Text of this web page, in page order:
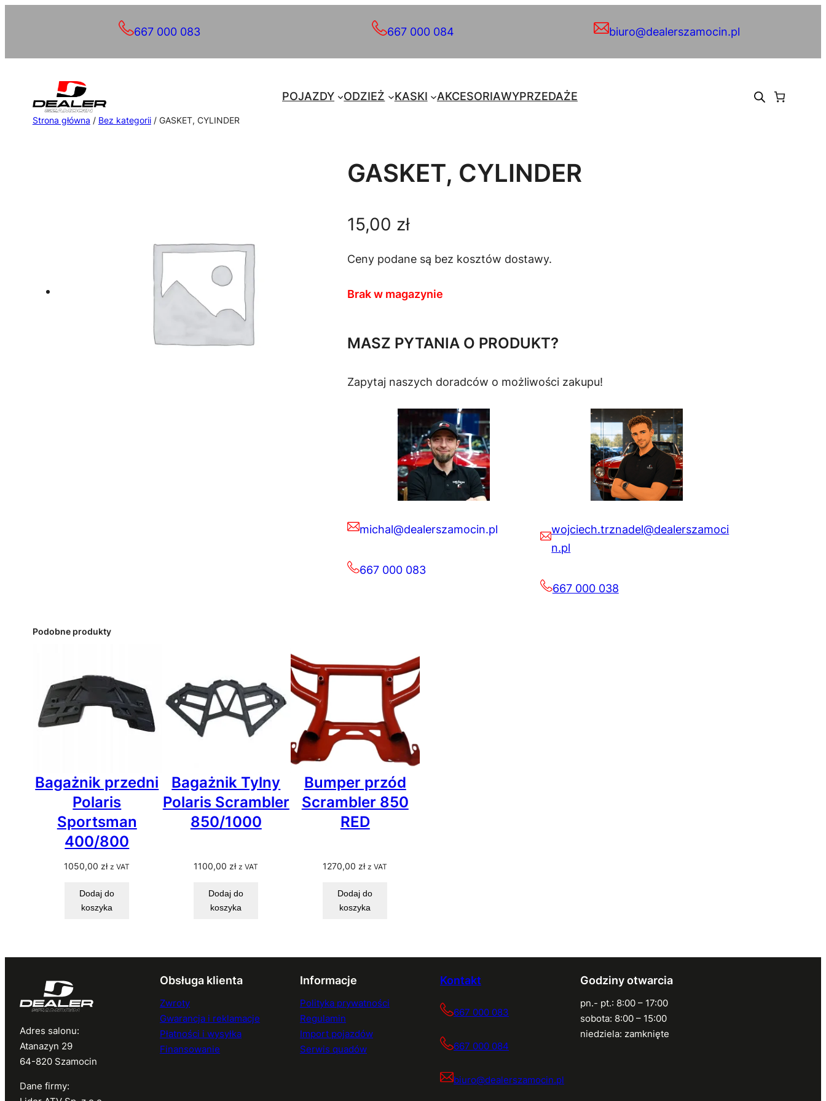
667 000 083 667 000 084 biuro@dealerszamocin.pl
POJAZDY ODZIEŻ KASKI AKCESORIAWYPRZEDAŻE
Strona główna / Bez kategorii/ GASKET, CYLINDER
GASKET, CYLINDER
15,00 zł
Ceny podane są bez kosztów dostawy.
Brak w magazynie
MASZ PYTANIA O PRODUKT?
Zapytaj naszych doradców o możliwości zakupu!
michal@dealerszamocin.pl
667 000 083
wojciech.trznadel@dealerszamoci
n.pl
667 000 038
Podobne produkty
Bagażnik przedni
Polaris
Sportsman
400/800
1050,00 zł z VAT
Dodaj do
koszyka
Bagażnik Tylny
Polaris Scrambler
850/1000
1100,00 zł z VAT
Dodaj do
koszyka
Bumper przód
Scrambler 850
RED
1270,00 zł z VAT
Dodaj do
koszyka
Adres salonu:
Atanazyn 29
64-820 Szamocin
Dane firmy:
Obsługa klienta
Zwroty
Gwarancja i reklamacje
Płatności i wysyłka
Finansowanie
Informacje
Polityka prywatności
Regulamin
Import pojazdów
Serwis quadów
Kontakt
667 000 083
667 000 084
biuro@dealerszamocin.pl
Godziny otwarcia
pn.- pt.: 8:00 – 17:00
sobota: 8:00 – 15:00
niedziela: zamknięte